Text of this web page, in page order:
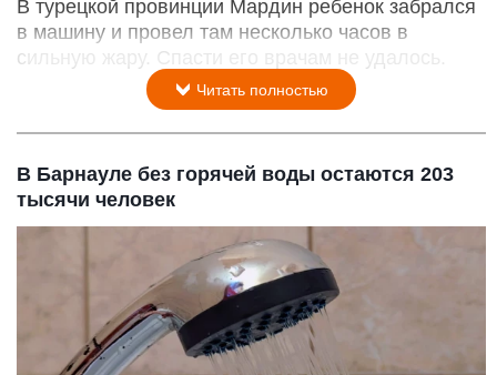
В турецкой провинции Мардин ребенок забрался
в машину и провел там несколько часов в
сильную жару. Спасти его врачам не удалось.
Читать полностью
В Барнауле без горячей воды остаются 203
тысячи человек